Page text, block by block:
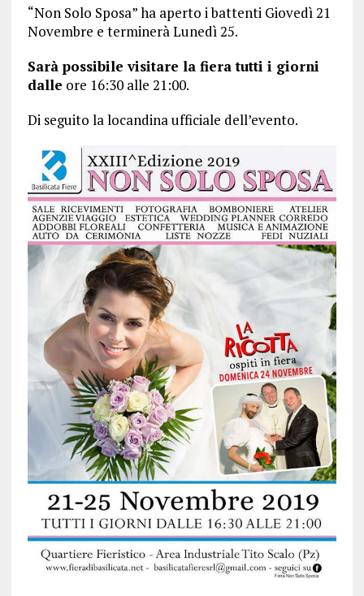
“Non Solo Sposa” ha aperto i battenti Giovedì 21
Novembre e terminerà Lunedì 25.
Sarà possibile visitare la fiera tutti i giorni
dalle ore 16:30 alle 21:00.
Di seguito la locandina ufficiale dell’evento.